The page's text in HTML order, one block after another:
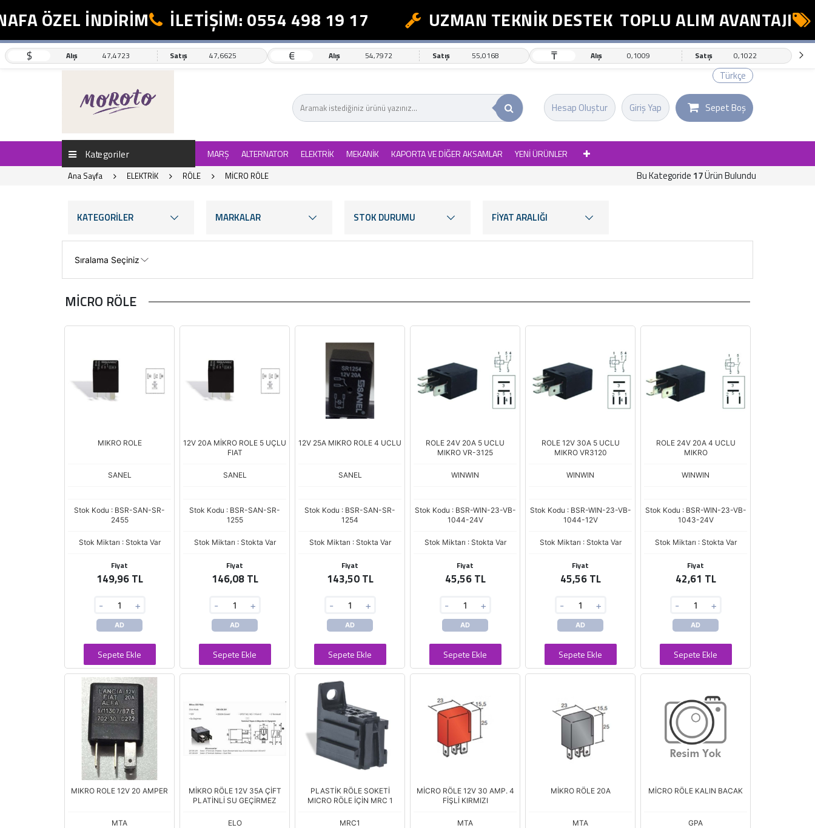
ÖZEL İNDİRİM İLETİŞİM: 0554 498 19 17 UZMAN TEKNİK DESTEK TOPLU ALIM AVANTAJI
$ Alış 47,4723 Satış 47,6625 € Alış 54,7972 Satış 55,0168 ₸ Alış 0,1009 Satış 0,1022
Türkçe
Giriş Yap
Hesap Oluştur Sepet Boş
Kategoriler MARŞ ALTERNATOR ELEKTRİK MEKANİK KAPORTA VE DİĞER AKSAMLAR YENİ ÜRÜNLER
Ana Sayfa ELEKTRİK RÖLE MİCRO RÖLE Bu Kategoride 17Ürün Bulundu
KATEGORİLER MARKALAR STOK DURUMU FİYAT ARALIĞI
MİCRO RÖLE
MIKRO ROLE
SANEL
Stok Kodu : BSR-SAN-SR-
2455
Stok Miktarı : Stokta Var
Fiyat
149,96 TL
- +
AD
Sepete Ekle
12V 20A MİKRO ROLE 5 UÇLU
FIAT
SANEL
Stok Kodu : BSR-SAN-SR-
1255
Stok Miktarı : Stokta Var
Fiyat
146,08 TL
- +
AD
Sepete Ekle
12V 25A MIKRO ROLE 4 UCLU
SANEL
Stok Kodu : BSR-SAN-SR-
1254
Stok Miktarı : Stokta Var
Fiyat
143,50 TL
- +
AD
Sepete Ekle
ROLE 24V 20A 5 UCLU
MIKRO VR-3125
WINWIN
Stok Kodu : BSR-WIN-23-VB-
1044-24V
Stok Miktarı : Stokta Var
Fiyat
45,56 TL
- +
AD
Sepete Ekle
ROLE 12V 30A 5 UCLU
MIKRO VR3120
WINWIN
Stok Kodu : BSR-WIN-23-VB-
1044-12V
Stok Miktarı : Stokta Var
Fiyat
45,56 TL
- +
AD
Sepete Ekle
ROLE 24V 20A 4 UCLU
MIKRO
WINWIN
Stok Kodu : BSR-WIN-23-VB-
1043-24V
Stok Miktarı : Stokta Var
Fiyat
42,61 TL
- +
AD
Sepete Ekle
MIKRO ROLE 12V 20 AMPER
MTA
MİKRO RÖLE 12V 35A ÇİFT
PLATİNLİ SU GEÇİRMEZ
ELO
PLASTİK RÖLE SOKETİ
MICRO RÖLE İÇİN MRC 1
MRC1
MİCRO RÖLE 12V 30 AMP. 4
FİŞLİ KIRMIZI
MTA
MİKRO RÖLE 20A
MTA
MİCRO RÖLE KALIN BACAK
GPA